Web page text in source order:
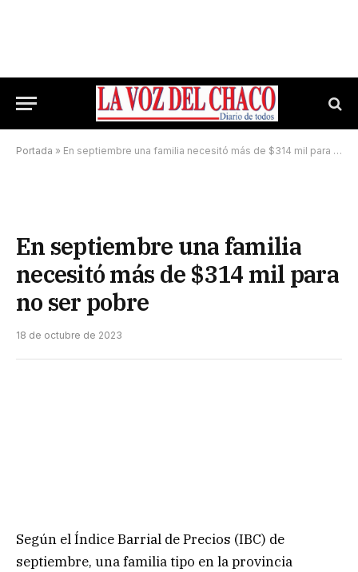
Portada » En septiembre una familia necesitó más de $314 mil para no ser pobre
En septiembre una familia
necesitó más de $314 mil para
no ser pobre
18 de octubre de 2023
Según el Índice Barrial de Precios (IBC) de
septiembre, una familia tipo en la provincia